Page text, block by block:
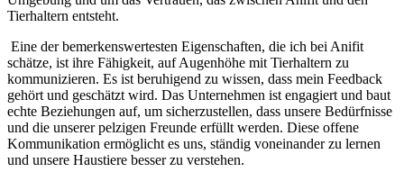
Tierhaltern entsteht.
​ Eine ⁢der bemerkenswertesten Eigenschaften, die ⁢ich bei Anifit
schätze, ⁤ist ihre Fähigkeit, ⁤auf Augenhöhe mit Tierhaltern zu
kommunizieren. Es ist beruhigend ‍zu⁣ wissen, dass mein Feedback⁣
gehört und ‌geschätzt wird. ‍Das Unternehmen⁢ ist engagiert und baut
echte Beziehungen auf,​ um sicherzustellen, ​dass unsere Bedürfnisse​
und die unserer⁢ pelzigen Freunde erfüllt‍ werden.‌ Diese offene⁢
Kommunikation ermöglicht ‍es uns, ständig voneinander zu lernen‍
und ⁢unsere ‍Haustiere besser zu verstehen.